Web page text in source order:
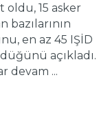
oldu, 15 asker
bazılarının
en az 45 IŞİD
açıkladı.
devam ...